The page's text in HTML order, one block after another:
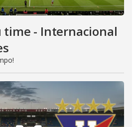
time - Internacional